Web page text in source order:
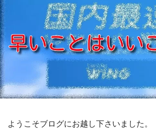
ようこそブログにお越し下さいました。